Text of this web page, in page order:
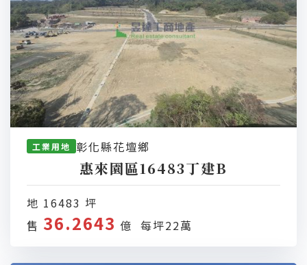
工業用地 彰化縣花壇鄉
惠來園區16483丁建B
地 16483 坪
售 36.2643 億 每坪22萬